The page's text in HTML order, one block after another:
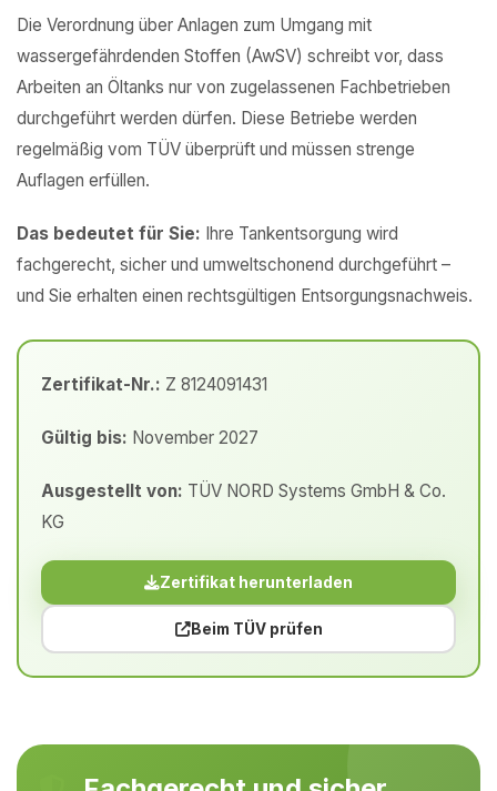
Die Verordnung über Anlagen zum Umgang mit
wassergefährdenden Stoffen (AwSV) schreibt vor, dass
Arbeiten an Öltanks nur von zugelassenen Fachbetrieben
durchgeführt werden dürfen. Diese Betriebe werden
regelmäßig vom TÜV überprüft und müssen strenge
Auflagen erfüllen.
Das bedeutet für Sie: Ihre Tankentsorgung wird
fachgerecht, sicher und umweltschonend durchgeführt –
und Sie erhalten einen rechtsgültigen Entsorgungsnachweis.
Zertifikat-Nr.: Z 8124091431
Gültig bis: November 2027
Ausgestellt von: TÜV NORD Systems GmbH & Co.
KG
Zertifikat herunterladen
Beim TÜV prüfen